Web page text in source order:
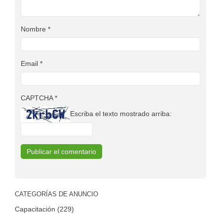
Nombre *
Email *
CAPTCHA*
Escriba el texto mostrado arriba:
CATEGORÍAS DE ANUNCIO
Capacitación (229)